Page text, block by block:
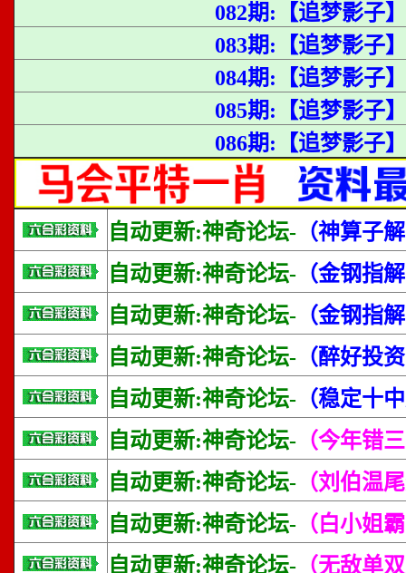
082期:【追梦影子
083期:【追梦影子
084期:【追梦影子
085期:【追梦影子
086期:【追梦影子
自动更新:神奇论坛- （神算子
自动更新:神奇论坛- （金钢指
自动更新:神奇论坛- （金钢指
自动更新:神奇论坛- （醉好投
自动更新:神奇论坛- （稳定十
自动更新:神奇论坛- （今年错
自动更新:神奇论坛- （刘伯温
自动更新:神奇论坛- （白小姐
自动更新:神奇论坛- （无敌单